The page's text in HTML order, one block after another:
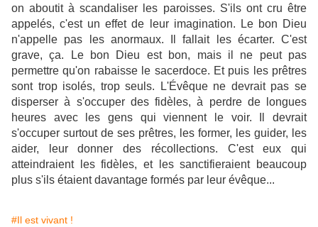
on aboutit à scandaliser les paroisses. S'ils ont cru être
appelés, c'est un effet de leur imagination. Le bon Dieu
n'appelle pas les anormaux. Il fallait les écarter. C'est
grave, ça. Le bon Dieu est bon, mais il ne peut pas
permettre qu'on rabaisse le sacerdoce. Et puis les prêtres
sont trop isolés, trop seuls. L'Évêque ne devrait pas se
disperser à s'occuper des fidèles, à perdre de longues
heures avec les gens qui viennent le voir. Il devrait
s'occuper surtout de ses prêtres, les former, les guider, les
aider, leur donner des récollections. C'est eux qui
atteindraient les fidèles, et les sanctifieraient beaucoup
plus s'ils étaient davantage formés par leur évêque...
#Il est vivant !